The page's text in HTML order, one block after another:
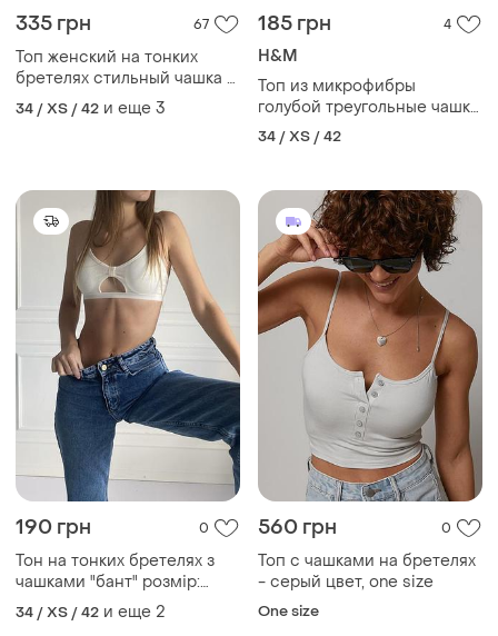
335 грн 67
Топ женский на тонких
бретелях стильный чашка а,
в, с
34 / XS / 42 и еще 3
185 грн 4
H&M
Топ из микрофибры
голубой треугольные чашки
на тонких бретелях
спортивный топ
34 / XS / 42
190 грн 0
Тон на тонких бретелях з
чашками "бант" розмір:
універсальний (підійде на
70а/в, 75а)
34 / XS / 42 и еще 2
560 грн 0
Топ с чашками на бретелях
- серый цвет, one size
One size